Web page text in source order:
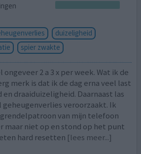
duizeligheid
spier zwakte
2 a 3 x per week. Wat ik de
merk is dat ik de dag erna veel last
draaiduizeligheid. Daarnaast las
veroorzaakt. Ik
van mijn telefoon
maar niet op en stond op het punt
hard resetten [lees meer...]